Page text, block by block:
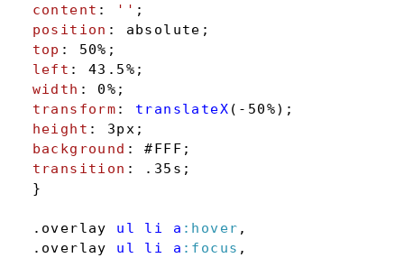
content : ''
position
top : 50%
left : 43.5%
width : 0%
transform : translateX
height : 3px
background : #FFF
transition : . 35s ;
}
.overlay ul li a :hover
.overlay
ul li a :focus